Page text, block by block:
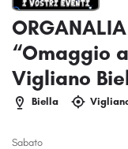
“Omaggio
Vigliano
Biella
Sabato